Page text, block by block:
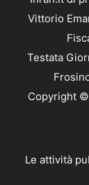
Vittorio
Testata
Copyright
Le attività